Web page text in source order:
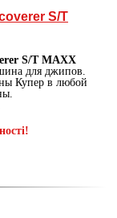
S/T
S/T MAXX
для джипов.
Купер в любой